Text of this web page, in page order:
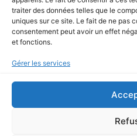
traiter des données telles que le
uniques sur ce site. Le fait de ne pas
consentement peut avoir un effet
et fonctions.
Gérer les services
Plombier
120€